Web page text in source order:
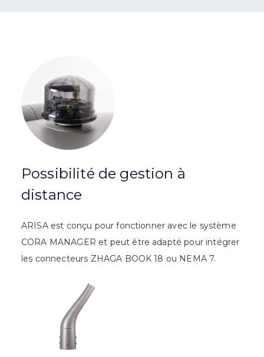
Possibilité de gestion à
distance
ARISA est conçu pour fonctionner avec le système
CORA MANAGER et peut être adapté pour intégrer
les connecteurs ZHAGA BOOK 18 ou NEMA 7.